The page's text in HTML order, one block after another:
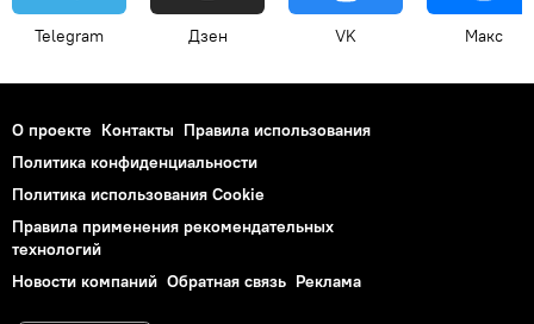
Telegram Дзен VK Макс
О проекте Контакты Правила использования
Политика конфиденциальности
Политика использования Cookie
Правила применения рекомендательных
технологий
Новости компаний Обратная связь Реклама